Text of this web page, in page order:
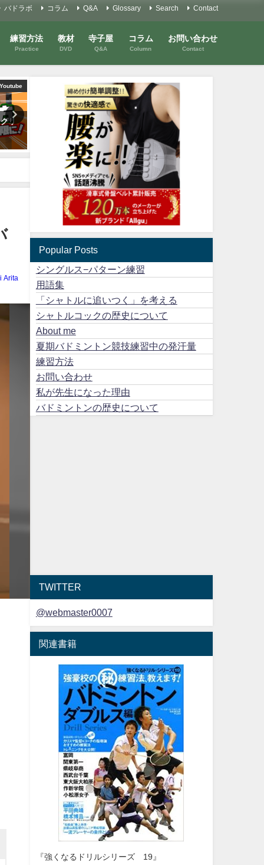
バドラボ コラム Q&A Glossary Search Contact
練習方法
Practice
教材
DVD
寺子屋
Q&A
コラム
Column
お問い合わせ
Contact
講習会
会
Youtube
全日本シニアメダリストと半面
シングルス〜私の体力を消耗さ
せるもの編
2020年4月9日
初心者講習会#3 オーバーヘ
ストロークの秘密 ２つの
軸とは？！
Arita
Popular Posts
シングルス−パターン練習
用語集
「シャトルに追いつく」を考える
シャトルコックの歴史について
About me
夏期バドミントン競技練習中の発汗量
練習方法
お問い合わせ
私が先生になった理由
バドミントンの歴史について
TWITTER
@webmaster0007
関連書籍
『強くなるドリルシリーズ 19』